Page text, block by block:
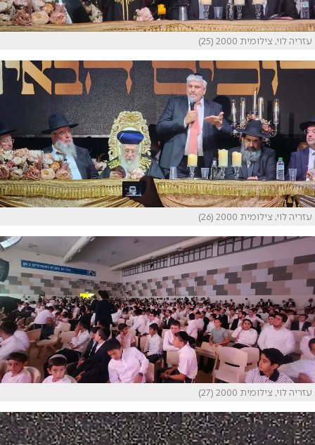
עזריה לוי, צילומית 2000 (25)
עזריה לוי, צילומית 2000 (26)
עזריה לוי, צילומית 2000 (27)